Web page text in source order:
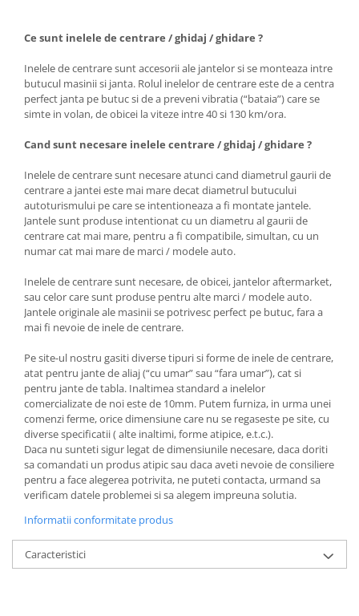
Ce sunt inelele de centrare / ghidaj / ghidare ?
Inelele de centrare sunt accesorii ale jantelor si se monteaza intre
butucul masinii si janta. Rolul inelelor de centrare este de a centra
perfect janta pe butuc si de a preveni vibratia (“bataia”) care se
simte in volan, de obicei la viteze intre 40 si 130 km/ora.
Cand sunt necesare inelele centrare / ghidaj / ghidare ?
Inelele de centrare sunt necesare atunci cand diametrul gaurii de
centrare a jantei este mai mare decat diametrul butucului
autoturismului pe care se intentioneaza a fi montate jantele.
Jantele sunt produse intentionat cu un diametru al gaurii de
centrare cat mai mare, pentru a fi compatibile, simultan, cu un
numar cat mai mare de marci / modele auto.
Inelele de centrare sunt necesare, de obicei, jantelor aftermarket,
sau celor care sunt produse pentru alte marci / modele auto.
Jantele originale ale masinii se potrivesc perfect pe butuc, fara a
mai fi nevoie de inele de centrare.
Pe site-ul nostru gasiti diverse tipuri si forme de inele de centrare,
atat pentru jante de aliaj (“cu umar” sau “fara umar”), cat si
pentru jante de tabla. Inaltimea standard a inelelor
comercializate de noi este de 10mm. Putem furniza, in urma unei
comenzi ferme, orice dimensiune care nu se regaseste pe site, cu
diverse specificatii ( alte inaltimi, forme atipice, e.t.c.).
Daca nu sunteti sigur legat de dimensiunile necesare, daca doriti
sa comandati un produs atipic sau daca aveti nevoie de consiliere
pentru a face alegerea potrivita, ne puteti contacta, urmand sa
verificam datele problemei si sa alegem impreuna solutia.
Informatii conformitate produs
Caracteristici